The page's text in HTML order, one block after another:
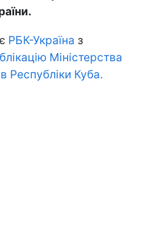
РБК-Україна з
Міністерства
Республіки Куба.